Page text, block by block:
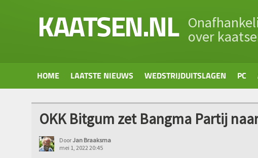
KAATSEN.NL over
HOME LAATSTE NIEUWS WEDSTRIJDUITSLAGEN PC
OKK Bitgum zet Bangma Partij
DoorJan Braaksma
mei 1, 2022 20:45